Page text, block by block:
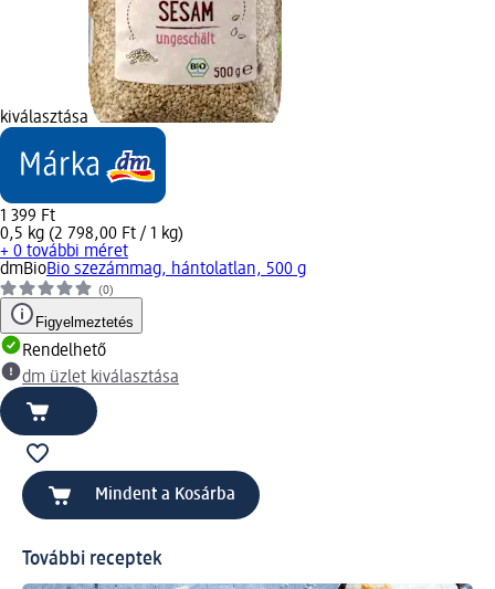
kiválasztása
1 399 Ft
0,5 kg (2 798,00 Ft / 1 kg)
+ 0 további méret
dmBioBio szezámmag, hántolatlan, 500 g
(0)
Figyelmeztetés
Rendelhető
dm üzlet kiválasztása
Mindent a Kosárba
További receptek